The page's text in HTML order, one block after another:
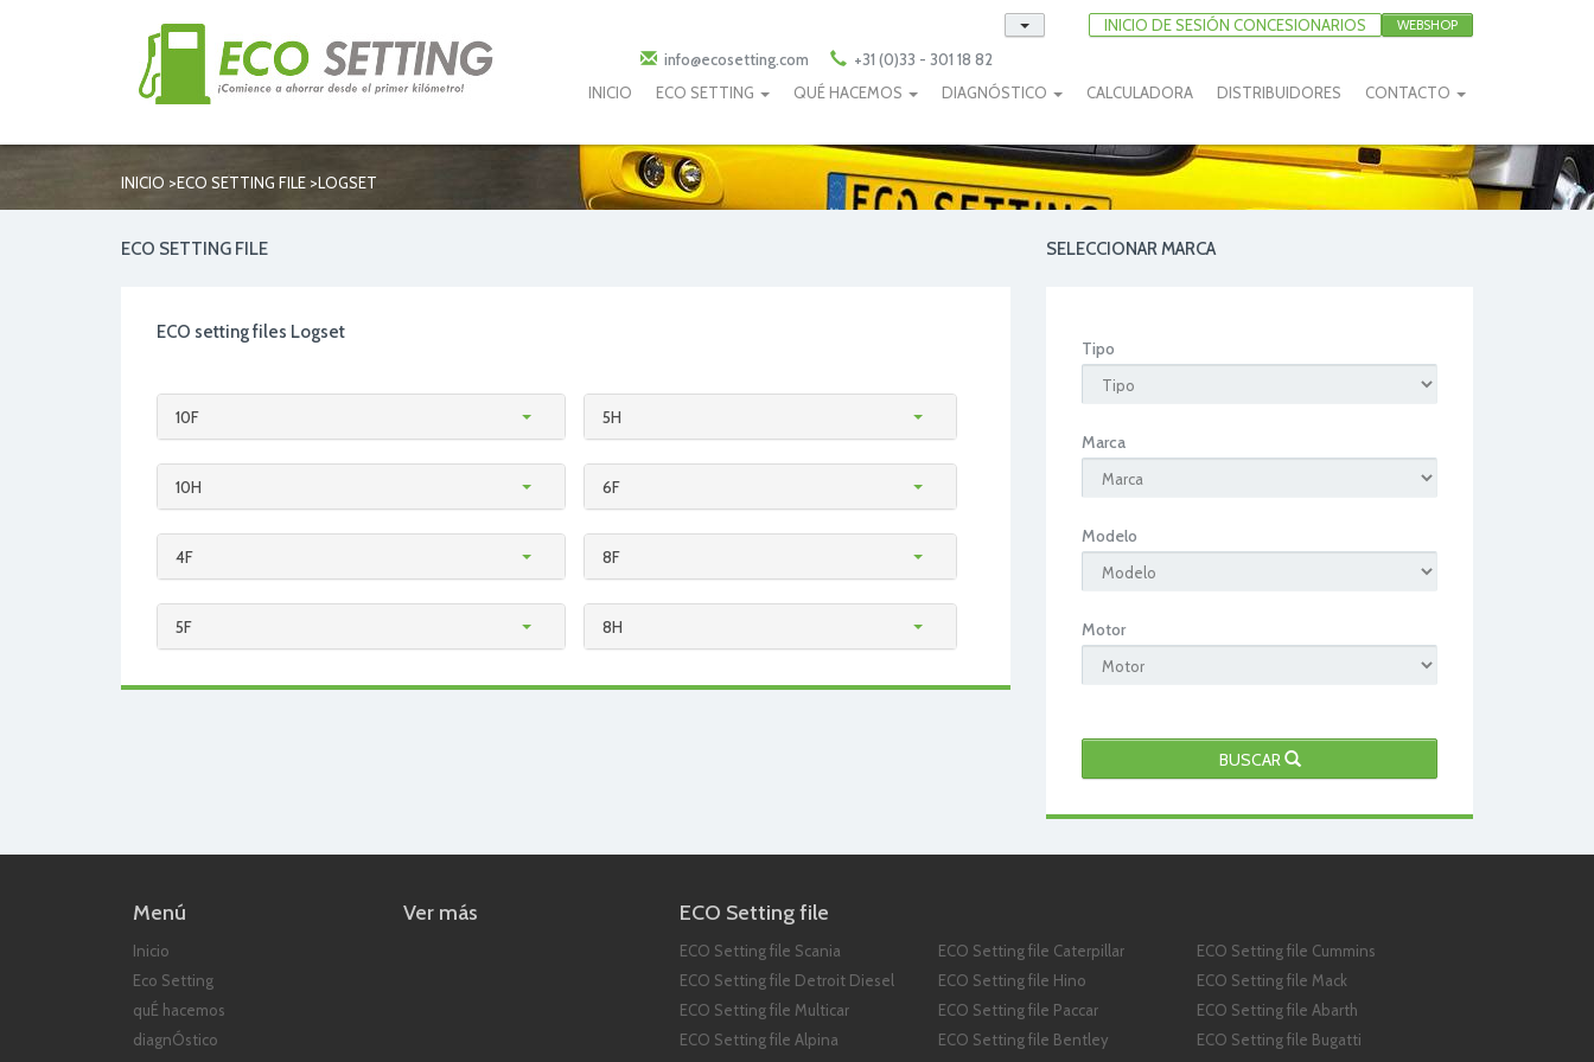
INICIO DE SESIÓN CONCESIONARIOS WEBSHOP
info@ecosetting.com
+31 (0)33 - 301 18 82
INICIO
ECO SETTING QUÉ HACEMOS DIAGNÓSTICO CALCULADORA DISTRIBUIDORES CONTACTO
INICIO >ECO SETTING FILE >LOGSET
ECO SETTING FILE
ECO setting files Logset
10F
10H
4F
5F
5H
6F
8F
8H
SELECCIONAR MARCA
Tipo
Marca
Modelo
Motor
BUSCAR
Menú
Inicio
Eco Setting
quÉ hacemos
diagnÓstico
Ver más ECO Setting file
ECO Setting file Scania ECO Setting file Caterpillar
ECO Setting file Cummins
ECO Setting file Detroit Diesel
ECO Setting file Hino
ECO Setting file Mack
ECO Setting file Multicar
ECO Setting file Paccar
ECO Setting file Abarth
ECO Setting file Alpina
ECO Setting file Bentley
ECO Setting file Bugatti